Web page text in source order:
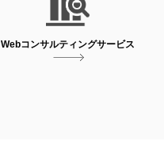
Webコンサルティングサービス